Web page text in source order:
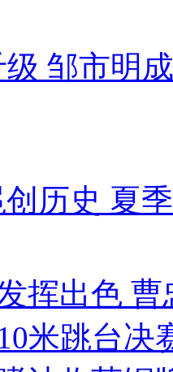
邹市明
历史 夏
挥出色
米跳台决